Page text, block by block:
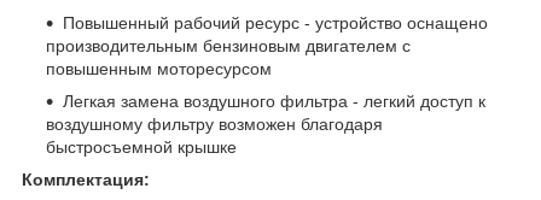
Повышенный рабочий ресурс - устройство оснащено
производительным бензиновым двигателем с
повышенным моторесурсом
Легкая замена воздушного фильтра - легкий доступ к
воздушному фильтру возможен благодаря
быстросъемной крышке
Комплектация: